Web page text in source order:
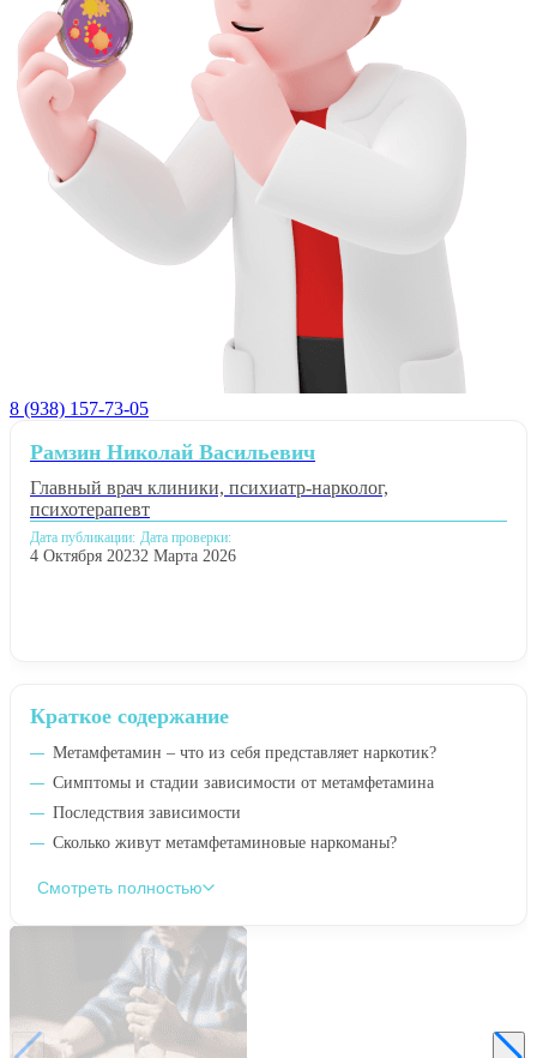
8 (938) 157-73-05
Краткое содержание
Метамфетамин – что из себя представляет наркотик?
Симптомы и стадии зависимости от метамфетамина
Последствия зависимости
Сколько живут метамфетаминовые наркоманы?
Смотреть полностью
Рамзин Николай Васильевич
Главный врач клиники, психиатр-нарколог,
психотерапевт
Дата публикации:
4 Октября 2023
Дата проверки:
2 Марта 2026